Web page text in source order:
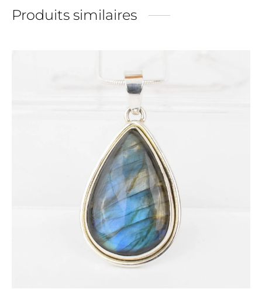
€ 69,00.
€ 55,00.
Produits similaires